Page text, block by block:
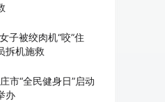
子被绞肉机“咬”住
拆机施救
市“全民健身日”启动
办